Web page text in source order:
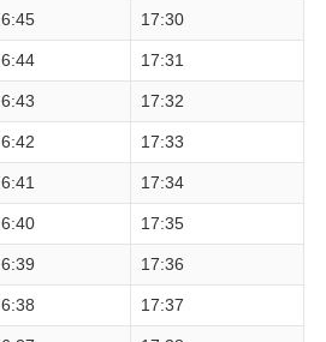
6:45 17:30
6:44 17:31
6:43 17:32
6:42 17:33
6:41 17:34
6:40 17:35
6:39 17:36
6:38 17:37